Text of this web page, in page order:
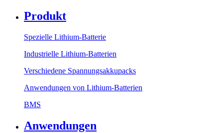
Produkt
Spezielle Lithium-Batterie
Industrielle Lithium-Batterien
Verschiedene Spannungsakkupacks
Anwendungen von Lithium-Batterien
BMS
Anwendungen